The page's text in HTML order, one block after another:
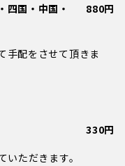
四国・中国・
880円
手配をさせて頂きま
330円
ただきます。